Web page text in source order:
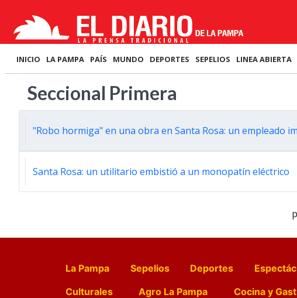
INICIO LA PAMPA PAÍS MUNDO DEPORTES SEPELIOS LINEA ABIERTA
Seccional Primera
"Robo hormiga" en una obra en Santa Rosa: un empleado
Santa Rosa: un utilitario embistió a un monopatín eléctrico
La Pampa Sepelios Deportes
Culturales
Agro La Pampa Cocina y